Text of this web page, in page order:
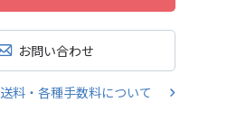
お問い合わせ
送料・各種手数料について